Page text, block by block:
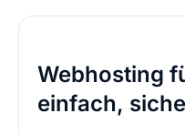
Webhosting
einfach,